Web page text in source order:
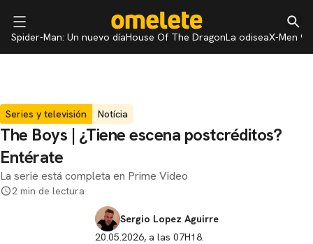
Spider-Man: Un nuevo díaHouse Of The DragonLa odiseaX-Men 97
Series y televisión Notícia
The Boys | ¿Tiene escena postcréditos?
Entérate
La serie está completa en Prime Video
2 min de lectura
Sergio Lopez Aguirre
20.05.2026, a las 07H18.